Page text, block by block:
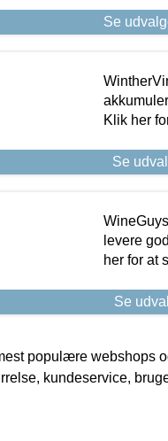
Se
Klik her
Se
levere
her for at
Se
populære webshops
kundeservice,